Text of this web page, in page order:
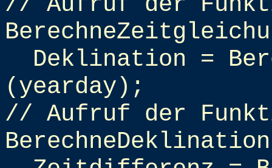
Deklination =
(yearday);
// Aufruf der
BerechneDeklination